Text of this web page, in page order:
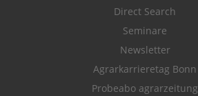
Direct Search
Seminare
Newsletter
Agrarkarrieretag Bonn
Probeabo agrarzeitung